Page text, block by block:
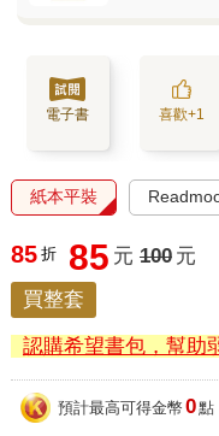
電子書 喜歡+1
紙本平裝
85 折 85 元 100 元
買整套
認購希望書包，幫助
預計最高可得金幣 0點